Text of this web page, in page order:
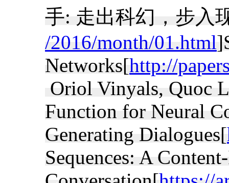
手: 走出科幻
/2016/month/01.html
Networks[http://
Oriol Vinyals, Quoc
Function for Neural
Generating Dialogues[
Sequences: A